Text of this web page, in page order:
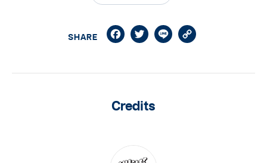
SHARE FacebookTwitterLine
Credits